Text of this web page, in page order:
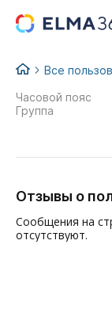
...
Все
Часовой пояс
Группа
Отзывы о
Сообщения на
отсутствуют.